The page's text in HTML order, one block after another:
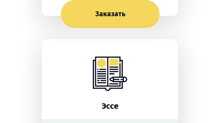
Заказать
Эссе